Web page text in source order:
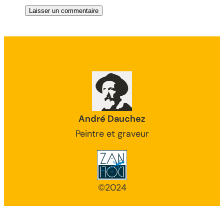
André Dauchez
Peintre et graveur
©2024